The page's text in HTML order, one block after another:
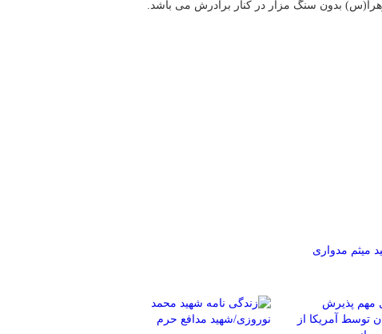
بدون سنگ مزار در کنار برادرش می باشد.
میثم مدواری